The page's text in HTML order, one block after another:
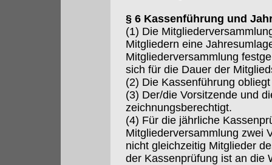
§ 6 Kassenführung und
(1) Die
Mitgliedern eine
Mitgliederversammlung
sich für die Dauer der
(2) Die Kassenführung
(3) Der/die Vorsitzende und
zeichnungsberechtigt.
(4) Für die jährliche
Mitgliederversammlung zwei
nicht gleichzeitig Mitglieder
der Kassenprüfung ist an die